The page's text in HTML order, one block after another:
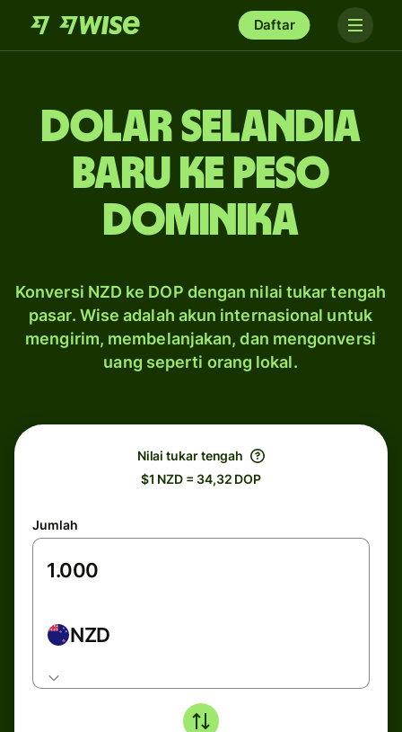
Daftar
dolar Selandia
Baru ke peso
Dominika
Konversi NZD ke DOP dengan nilai tukar tengah
pasar. Wise adalah akun internasional untuk
mengirim, membelanjakan, dan mengonversi
uang seperti orang lokal.
Nilai tukar tengah
$1 NZD = 34,32 DOP
Jumlah
NZD